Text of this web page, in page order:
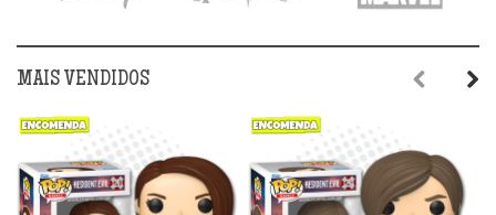
MAIS VENDIDOS